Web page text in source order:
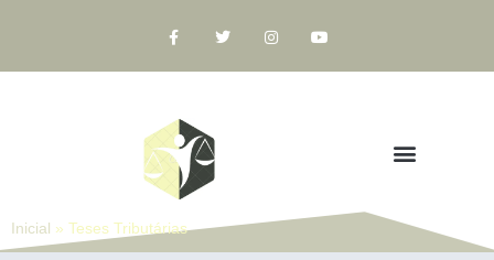
Inicial » Teses Tributárias